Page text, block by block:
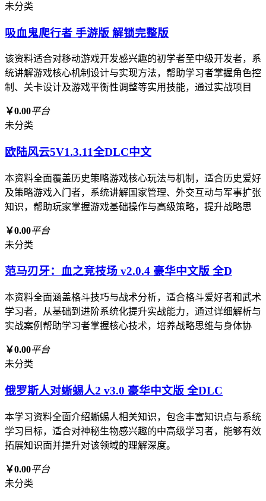
未分类
吸血鬼爬行者 手游版 解锁完整版
该资料适合对移动游戏开发感兴趣的初学者至中级开发者，系
统讲解游戏核心机制设计与实现方法，帮助学习者掌握角色控
制、关卡设计及游戏平衡性调整等实用技能，通过实战项目
￥0.00平台
未分类
欧陆风云5V1.3.11全DLC中文
本资料全面覆盖历史策略游戏核心玩法与机制，适合历史爱好
及策略游戏入门者，系统讲解国家管理、外交互动与军事扩张
知识，帮助玩家掌握游戏基础操作与高级策略，提升战略思
￥0.00平台
未分类
范马刃牙：血之竞技场 v2.0.4 豪华中文版 全D
本资料全面涵盖格斗技巧与战术分析，适合格斗爱好者和武术
学习者，从基础到进阶系统化提升实战能力，通过详细解析与
实战案例帮助学习者掌握核心技术，培养战略思维与身体协
￥0.00平台
未分类
俄罗斯人对蜥蜴人2 v3.0 豪华中文版 全DLC
本学习资料全面介绍蜥蜴人相关知识，包含丰富知识点与系统
学习目标，适合对神秘生物感兴趣的中高级学习者，能够有效
拓展知识面并提升对该领域的理解深度。
￥0.00平台
未分类